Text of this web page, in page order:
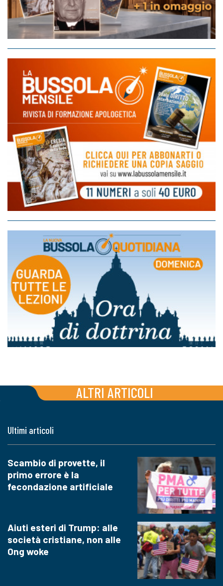
ALTRI ARTICOLI
Ultimi articoli
Scambio di provette, il
primo errore è la
fecondazione artificiale
Aiuti esteri di Trump: alle
società cristiane, non alle
Ong woke